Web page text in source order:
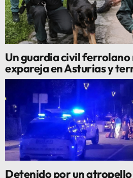
Un guardia civil ferrolano
expareja en Asturias y
Detenido por un